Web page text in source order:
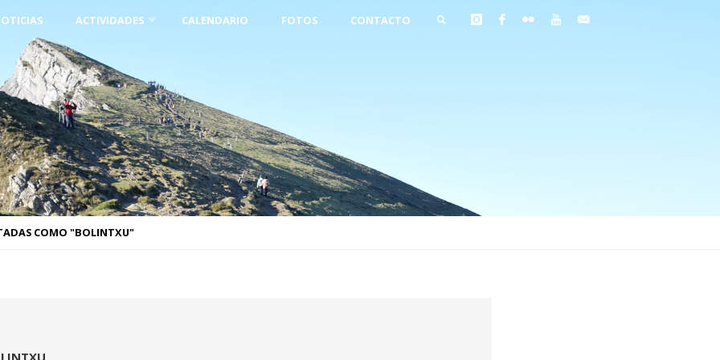
ACTIVIDADES CALENDARIO FOTOS CONTACTO
COMO "BOLINTXU"